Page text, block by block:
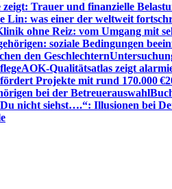
zeigt: Trauer und finanzielle
Lin: was einer der weltweit
ohne Reiz: vom Umgang mit
soziale Bedingungen
den Geschlechtern
AOK-Qualitätsatlas zeigt
Projekte mit rund 170.000 €
bei der Betreuerauswahl
Du nicht siehst….“: Illusionen bei